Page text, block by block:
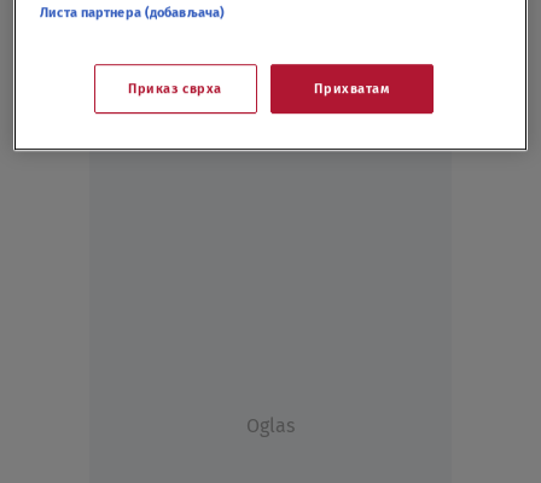
Oglas
Листа партнера (добављача)
Приказ сврха Прихватам